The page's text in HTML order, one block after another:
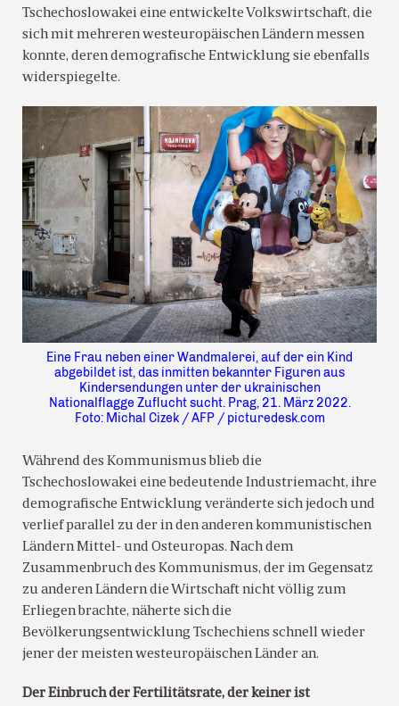
Tschechoslowakei eine entwickelte Volkswirtschaft, die
sich mit mehreren westeuropäischen Ländern messen
konnte, deren demografische Entwicklung sie ebenfalls
widerspiegelte.
Eine Frau neben einer Wandmalerei, auf der ein Kind
abgebildet ist, das inmitten bekannter Figuren aus
Kindersendungen unter der ukrainischen
Nationalflagge Zuflucht sucht. Prag, 21. März 2022.
Foto: Michal Cizek / AFP / picturedesk.com
Während des Kommunismus blieb die
Tschechoslowakei eine bedeutende Industriemacht, ihre
demografische Entwicklung veränderte sich jedoch und
verlief parallel zu der in den anderen kommunistischen
Ländern Mittel- und Osteuropas. Nach dem
Zusammenbruch des Kommunismus, der im Gegensatz
zu anderen Ländern die Wirtschaft nicht völlig zum
Erliegen brachte, näherte sich die
Bevölkerungsentwicklung Tschechiens schnell wieder
jener der meisten westeuropäischen Länder an.
Der Einbruch der Fertilitätsrate, der keiner ist